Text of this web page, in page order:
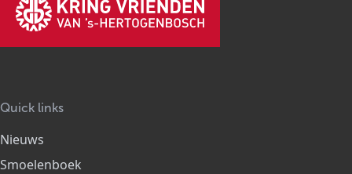
Quick links
Nieuws
Smoelenboek